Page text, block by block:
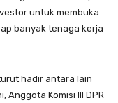
untuk membuka
banyak tenaga kerja
hadir antara lain
Anggota Komisi III DPR